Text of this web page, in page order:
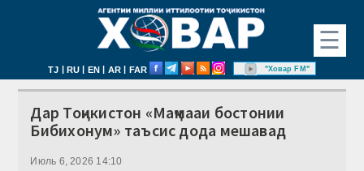
☰
TJ | RU | EN | AR | FAR "Ховар FM"
Дар Тоҷикистон «Маҷмааи бостонии
Бибихонум» таъсис дода мешавад
Июль 6, 2026 14:10